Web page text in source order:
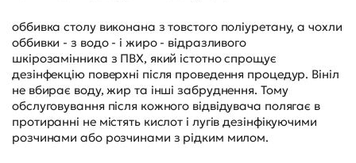
оббивка столу виконана з товстого поліуретану, а чохли
оббивки - з водо - і жиро - відразливого
шкірозамінника з ПВХ, який істотно спрощує
дезінфекцію поверхні після проведення процедур. Вініл
не вбирає воду, жир та інші забруднення. Тому
обслуговування після кожного відвідувача полягає в
протиранні не містять кислот і лугів дезінфікуючими
розчинами або розчинами з рідким милом.